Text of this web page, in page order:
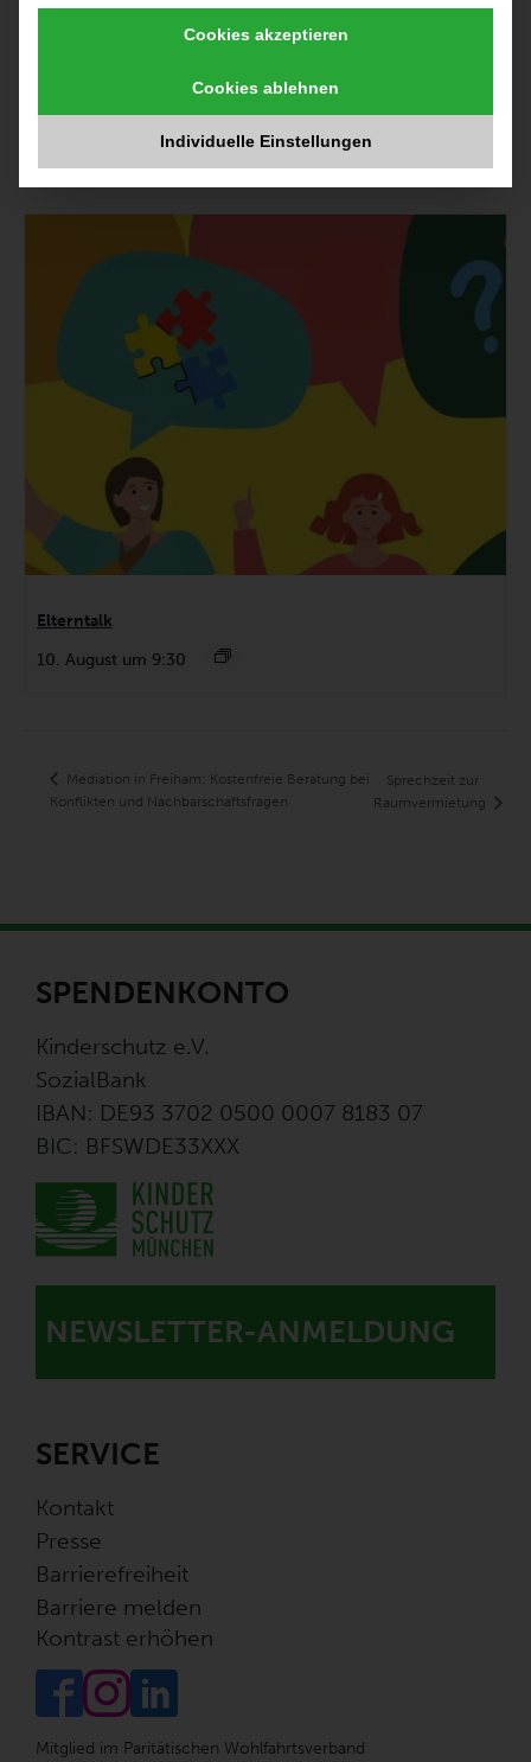
10. August um 9:30
Elterntalk
10. August um 9:30
Mediation in Freiham: Kostenfreie Beratung bei
Konflikten und Nachbarschaftsfragen
Sprechzeit zur
Raumvermietung
SPENDENKONTO
Kinderschutz e.V.
SozialBank
IBAN: DE93 3702 0500 0007 8183 07
BIC: BFSWDE33XXX
NEWSLETTER-ANMELDUNG
SERVICE
Kontakt
Presse
Barrierefreiheit
Barriere melden
Kontrast erhöhen
Mitglied im Paritätischen Wohlfahrtsverband
Cookies akzeptieren
Cookies ablehnen
Individuelle Einstellungen